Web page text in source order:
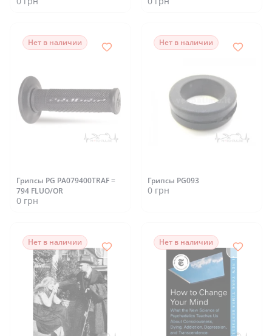
Нет в наличии
Грипсы PG PA079400TRAF =
794 FLUO/OR
0 грн
Нет в наличии
Грипсы PG093
0 грн
Нет в наличии Нет в наличии